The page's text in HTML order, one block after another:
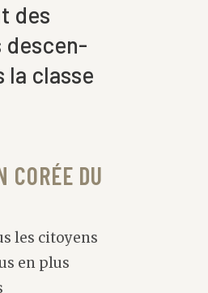
des
descen­
la classe
CORÉE DU
les citoyens
en plus